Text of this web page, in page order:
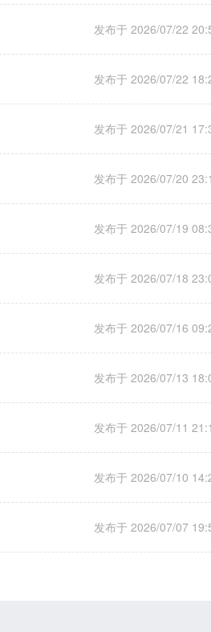
发布于 2026/07/22
发布于 2026/07/22
发布于 2026/07/21
发布于 2026/07/20
发布于 2026/07/19
发布于 2026/07/18
发布于 2026/07/16
发布于 2026/07/13
发布于 2026/07/11
发布于 2026/07/10
发布于 2026/07/07